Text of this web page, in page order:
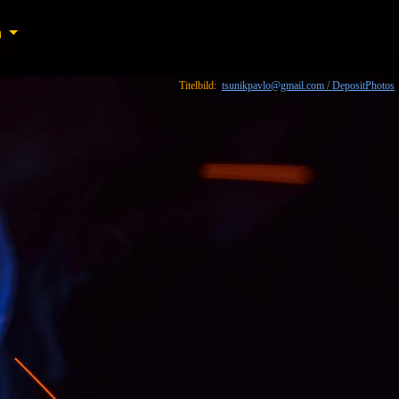
Titelbild: tsunikpavlo@gmail.com / DepositPhotos